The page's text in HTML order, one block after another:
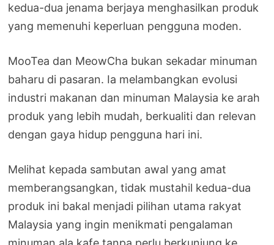
kedua-dua jenama berjaya menghasilkan produk
yang memenuhi keperluan pengguna moden.
MooTea dan MeowCha bukan sekadar minuman
baharu di pasaran. Ia melambangkan evolusi
industri makanan dan minuman Malaysia ke arah
produk yang lebih mudah, berkualiti dan relevan
dengan gaya hidup pengguna hari ini.
Melihat kepada sambutan awal yang amat
memberangsangkan, tidak mustahil kedua-dua
produk ini bakal menjadi pilihan utama rakyat
Malaysia yang ingin menikmati pengalaman